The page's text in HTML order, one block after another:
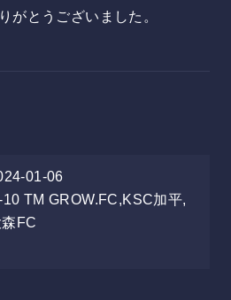
がとうございました。
01-06
10 TM GROW.FC,KSC加平,
森FC